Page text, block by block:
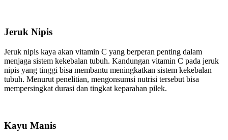
Jeruk Nipis
Jeruk nipis kaya akan vitamin C yang berperan penting dalam
menjaga sistem kekebalan tubuh. Kandungan vitamin C pada jeruk
nipis yang tinggi bisa membantu meningkatkan sistem kekebalan
tubuh. Menurut penelitian, mengonsumsi nutrisi tersebut bisa
mempersingkat durasi dan tingkat keparahan pilek.
Kayu Manis